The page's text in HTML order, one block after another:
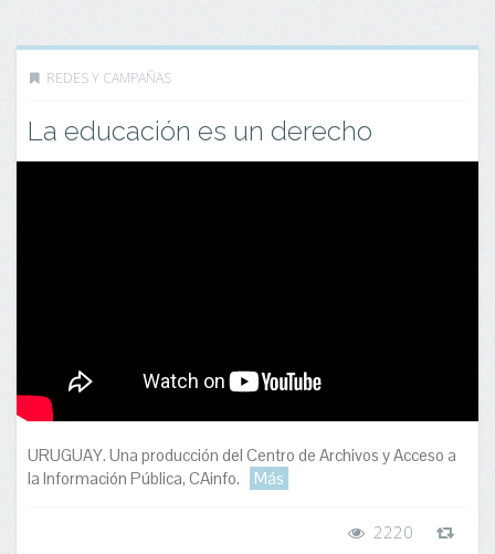
REDES Y CAMPAÑAS
La educación es un derecho
URUGUAY. Una producción del Centro de Archivos y Acceso a
la Información Pública, CAinfo.
Más
2220